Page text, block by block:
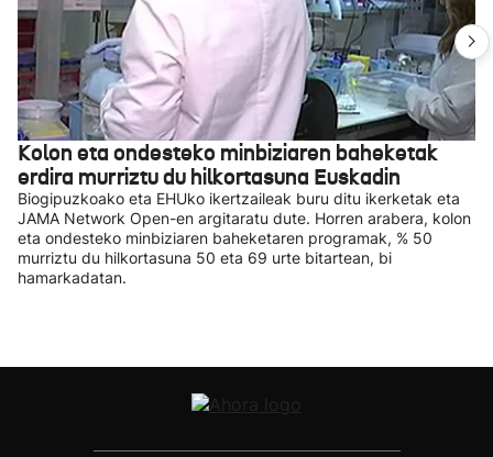
Kolon eta ondesteko minbiziaren baheketak
erdira murriztu du hilkortasuna Euskadin
Biogipuzkoako eta EHUko ikertzaileak buru ditu ikerketak eta
JAMA Network Open-en argitaratu dute. Horren arabera, kolon
eta ondesteko minbiziaren baheketaren programak, % 50
murriztu du hilkortasuna 50 eta 69 urte bitartean, bi
hamarkadatan.